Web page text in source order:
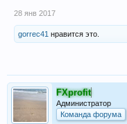
28 янв 2017
gorrec41 нравится это.
FXprofit
Администратор
Команда форума